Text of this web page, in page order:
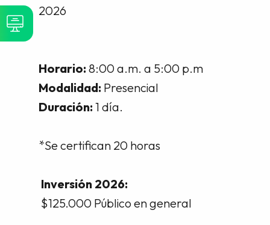
2026
Horario: 8:00 a.m. a 5:00 p.m
Modalidad: Presencial
Duración:1 día.
*Se certifican 20 horas
Inversión 2026:
$125.000 Público en general